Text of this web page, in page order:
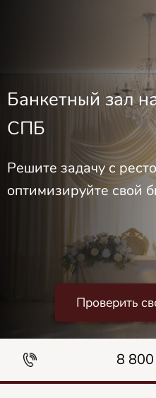
Банкетный зал
СПБ
Решите задачу с
оптимизируйте свой
Проверить
8